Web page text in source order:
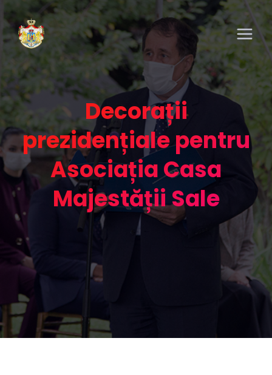
Decorații
prezidențiale pentru
Asociația Casa
Majestății Sale